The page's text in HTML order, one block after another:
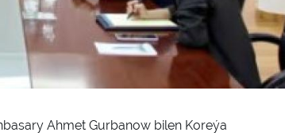
Ahmet Gurbanow bilen Koreýa